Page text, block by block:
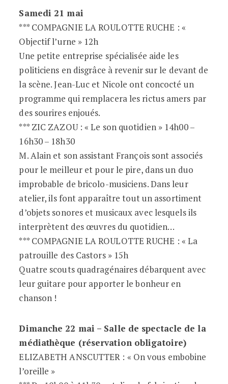
Samedi 21 mai
*** COMPAGNIE LA ROULOTTE RUCHE : «
Objectif l’urne » 12h
Une petite entreprise spécialisée aide les
politiciens en disgrâce à revenir sur le devant de
la scène. Jean-Luc et Nicole ont concocté un
programme qui remplacera les rictus amers par
des sourires enjoués.
*** ZIC ZAZOU : « Le son quotidien » 14h00 –
16h30 – 18h30
M. Alain et son assistant François sont associés
pour le meilleur et pour le pire, dans un duo
improbable de bricolo-musiciens. Dans leur
atelier, ils font apparaître tout un assortiment
d’objets sonores et musicaux avec lesquels ils
interprètent des œuvres du quotidien…
*** COMPAGNIE LA ROULOTTE RUCHE : « La
patrouille des Castors » 15h
Quatre scouts quadragénaires débarquent avec
leur guitare pour apporter le bonheur en
chanson !
Dimanche 22 mai – Salle de spectacle de la
médiathèque (réservation obligatoire)
ELIZABETH ANSCUTTER : « On vous embobine
l’oreille »